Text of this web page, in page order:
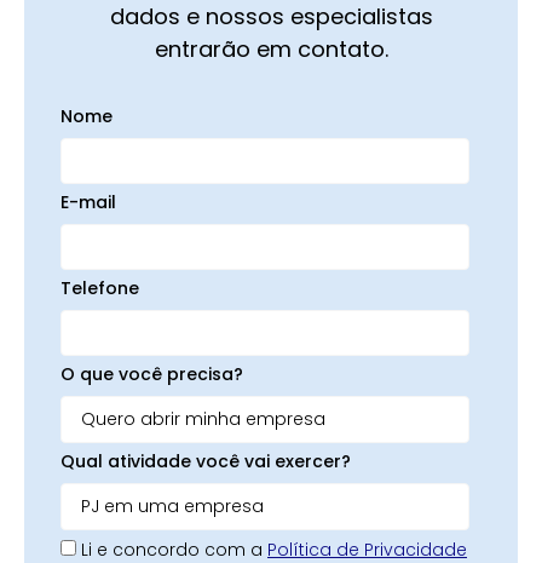
dados e nossos especialistas
entrarão em contato.
Nome
E-mail
Telefone
O que você precisa?
Qual atividade você vai exercer?
Li e concordo com a Política de Privacidade